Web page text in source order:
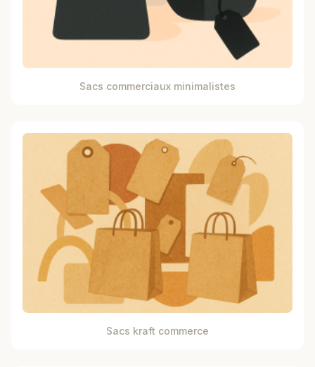
Sacs commerciaux minimalistes
Sacs kraft commerce